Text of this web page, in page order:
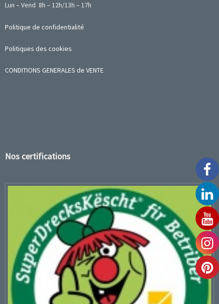
Lun – Vend 8h – 12h/13h – 17h
Politique de confidentialité
Politiques des cookies
CONDITIONS GENERALES de VENTE
Nos certifications